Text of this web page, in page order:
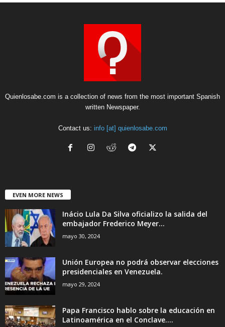
Quienlosabe.com is a collection of news from the most important Spanish
written Newspaper.
Contact us: info [at] quienlosabe.com
EVEN MORE NEWS
Inácio Lula Da Silva oficializo la salida del
embajador Frederico Meyer...
mayo 30, 2024
Unión Europea no podrá observar elecciones
presidenciales en Venezuela.
mayo 29, 2024
Papa Francisco hablo sobre la educación en
Latinoamérica en el Conclave....